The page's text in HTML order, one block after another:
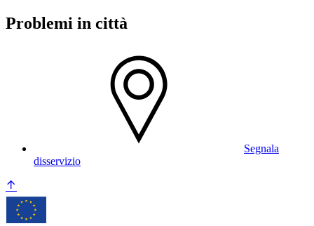
Problemi in città
Segnala
disservizio